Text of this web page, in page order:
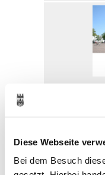
Diese Webseite
Bei dem Besuch